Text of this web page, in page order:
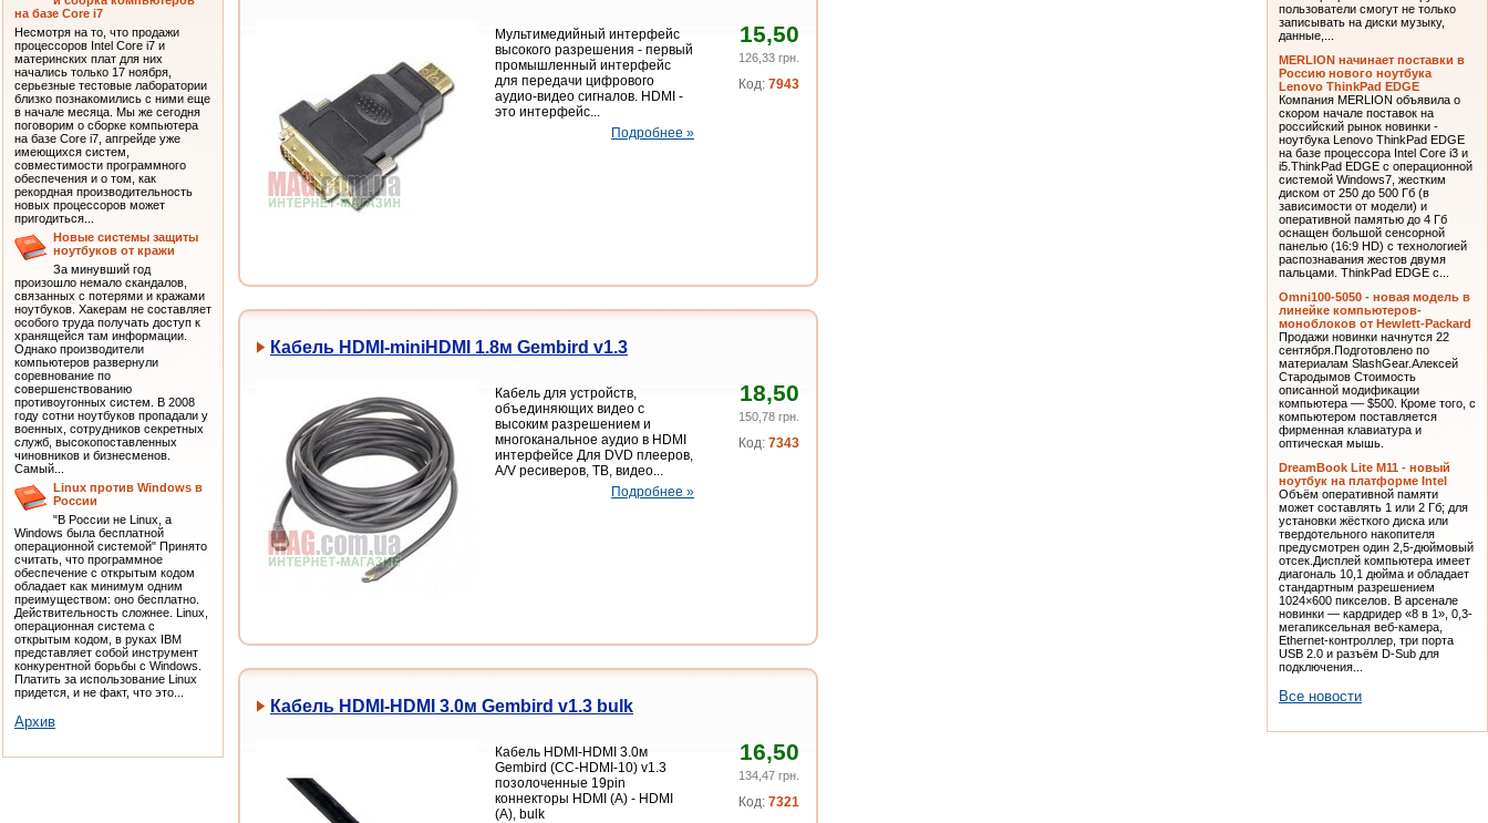
Мультимедийный интерфейс
высокого разрешения - первый
промышленный интерфейс
для передачи цифрового
аудио-видео сигналов. HDMI -
это интерфейс...
Подробнее »
15,50
126,33 грн.
Код: 7943
Кабель HDMI-miniHDMI 1.8м Gembird v1.3
Кабель для устройств,
объединяющих видео с
высоким разрешением и
многоканальное аудио в HDMI
интерфейсе Для DVD плееров,
A/V ресиверов, ТВ, видео...
Подробнее »
18,50
150,78 грн.
Код: 7343
Кабель HDMI-HDMI 3.0м Gembird v1.3 bulk
Кабель HDMI-HDMI 3.0м
Gembird (СС-HDMI-10) v1.3
позолоченные 19pin
коннекторы HDMI (A) - HDMI
(A), bulk
16,50
134,47 грн.
Код: 7321
на базе Core i7
Несмотря на то, что продажи
процессоров Intel Core i7 и
материнских плат для них
начались только 17 ноября,
серьезные тестовые лаборатории
близко познакомились с ними еще
в начале месяца. Мы же сегодня
поговорим о сборке компьютера
на базе Core i7, апгрейде уже
имеющихся систем,
совместимости программного
обеспечения и о том, как
рекордная производительность
новых процессоров может
пригодиться...
Новые системы защиты
ноутбуков от кражи
За минувший год
произошло немало скандалов,
связанных с потерями и кражами
ноутбуков. Хакерам не составляет
особого труда получать доступ к
хранящейся там информации.
Однако производители
компьютеров развернули
соревнование по
совершенствованию
противоугонных систем. В 2008
году сотни ноутбуков пропадали у
военных, сотрудников секретных
служб, высокопоставленных
чиновников и бизнесменов.
Самый...
Linux против Windows в
России
"В России не Linux, а
Windows была бесплатной
операционной системой" Принято
считать, что программное
обеспечение с открытым кодом
обладает как минимум одним
преимуществом: оно бесплатно.
Действительность сложнее. Linux,
операционная система с
открытым кодом, в руках IBM
представляет собой инструмент
конкурентной борьбы с Windows.
Платить за использование Linux
придется, и не факт, что это...
Архив
поддержкой технологии Dolby
Home Theater.
Information - портативный
CD/DVD-привод Transcend
Он не требует внешнего адаптера
питания, поскольку питание
осуществляется непосредственно
по шине USB от
компьютера.CD/DVD-привод
поставляется с
полнофункциональной копией
программного обеспечения
CyberLink Power2Go, а также с
демоверсией CyberLink
MediaShow, действительной в
течение 30 дней. С помощью
таких программных инструментов
пользователи смогут не только
записывать на диски музыку,
MERLION начинает поставки в
Россию нового ноутбука
Lenovo ThinkPad EDGE
Компания MERLION объявила о
скором начале поставок на
российский рынок новинки -
ноутбука Lenovo ThinkPad EDGE
на базе процессора Intel Core i3 и
i5.ThinkPad EDGE с операционной
системой Windows7, жестким
диском от 250 до 500 Гб (в
оперативной памятью до 4 Гб
оснащен большой сенсорной
панелью (16:9 HD) с технологией
распознавания жестов двумя
пальцами. ThinkPad EDGE с...
Omni100-5050 - новая модель в
линейке компьютеров-
моноблоков от Hewlett-Packard
Продажи новинки начнутся 22
сентября.Подготовлено по
материалам SlashGear.Алексей
Стародымов Стоимость
описанной модификации
компьютера –– $500. Кроме того, с
компьютером поставляется
оптическая мышь.
ноутбук на платформе Intel